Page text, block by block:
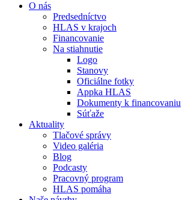
O nás
Predsedníctvo
HLAS v krajoch
Financovanie
Na stiahnutie
Logo
Stanovy
Oficiálne fotky
Appka HLAS
Dokumenty k financovaniu
Súťaže
Aktuality
Tlačové správy
Video galéria
Blog
Podcasty
Pracovný program
HLAS pomáha